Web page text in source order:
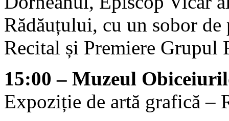
Rădăuțului, cu un sobor de
Recital și Premiere Grupul
15:00 – Muzeul
Expoziție de artă grafică –